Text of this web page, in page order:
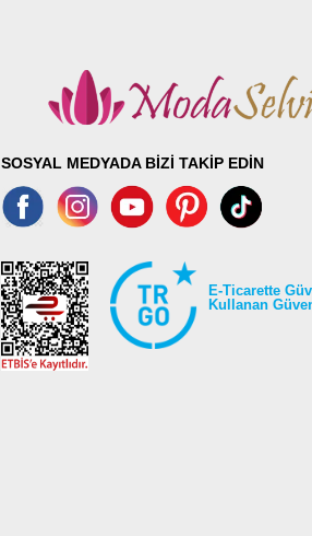
SOSYAL MEDYADA BİZİ TAKİP EDİN
E-Ticarette
Kullanan